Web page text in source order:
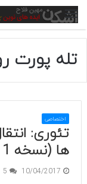
منو
تله پورت
اختصاصی
تئوری:
ها (نسخه 1 ) – اشکان مهین فلاح
10/04/2017
5